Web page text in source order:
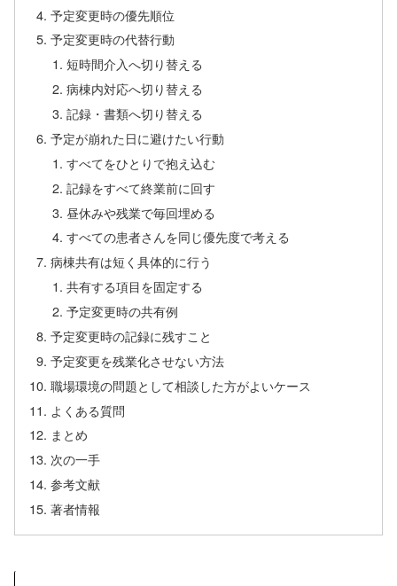
予定変更時の優先順位
予定変更時の代替行動
短時間介入へ切り替える
病棟内対応へ切り替える
記録・書類へ切り替える
予定が崩れた日に避けたい行動
すべてをひとりで抱え込む
記録をすべて終業前に回す
昼休みや残業で毎回埋める
すべての患者さんを同じ優先度で考える
病棟共有は短く具体的に行う
共有する項目を固定する
予定変更時の共有例
予定変更時の記録に残すこと
予定変更を残業化させない方法
職場環境の問題として相談した方がよいケース
よくある質問
まとめ
次の一手
参考文献
著者情報